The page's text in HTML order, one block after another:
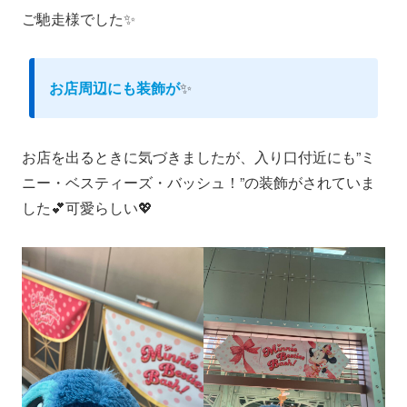
ご馳走様でした✨
お店周辺にも装飾が✨
お店を出るときに気づきましたが、入り口付近にも”ミ
ニー・ベスティーズ・バッシュ！”の装飾がされていま
した💕可愛らしい💖